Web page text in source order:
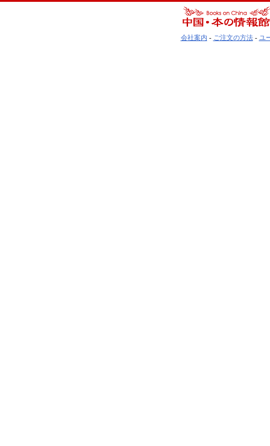
会社案内 - ご注文の方法- ユ